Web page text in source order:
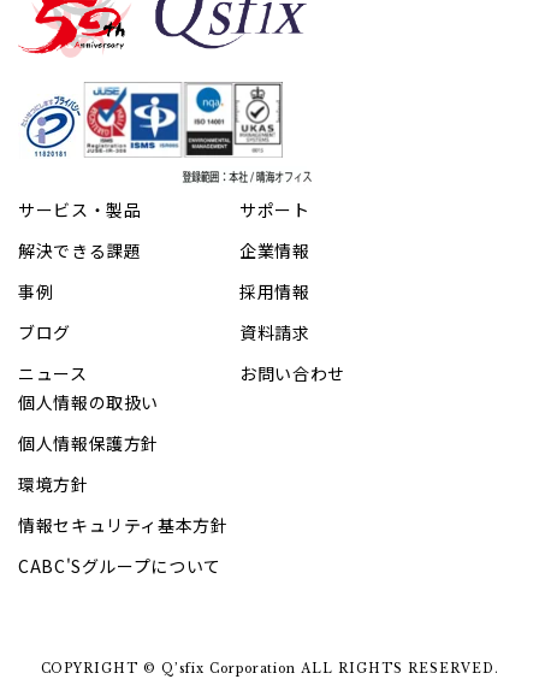
サービス・製品
解決できる課題
事例
ブログ
ニュース
サポート
企業情報
採用情報
資料請求
お問い合わせ
個人情報の取扱い
個人情報保護方針
環境方針
情報セキュリティ基本方針
CABC'Sグループについて
COPYRIGHT © Q’sfix Corporation ALL RIGHTS RESERVED.